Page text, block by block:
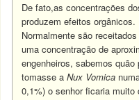
De fato,as concentrações
produzem efeitos orgânicos.
Normalmente são
uma concentração de
engenheiros, sabemos
tomasse aNux Vomica
0,1%) o senhor ficaria